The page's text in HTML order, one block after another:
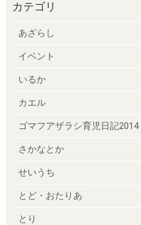
カテゴリ
あざらし
イベント
いるか
カエル
ゴマフアザラシ育児日記2014
さかなとか
せいうち
とど・おたりあ
とり